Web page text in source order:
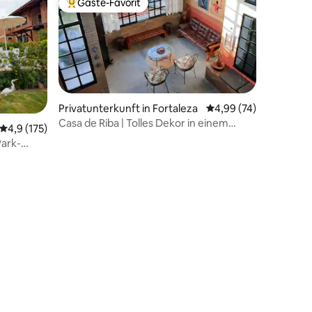
Bewertungen
Durchschnittliche Bewertung: 4,9 von 5, 175 Bewertungen
4,9 (175)
Beliebter Gäste-Favorit.
Gäste-Favorit
Privatunterkunft in Fortaleza Durchschnittliche
4,99 (74)
Casa de Riba | Tolles Dekor in einem